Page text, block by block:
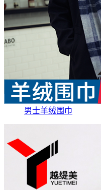
男士羊绒围巾